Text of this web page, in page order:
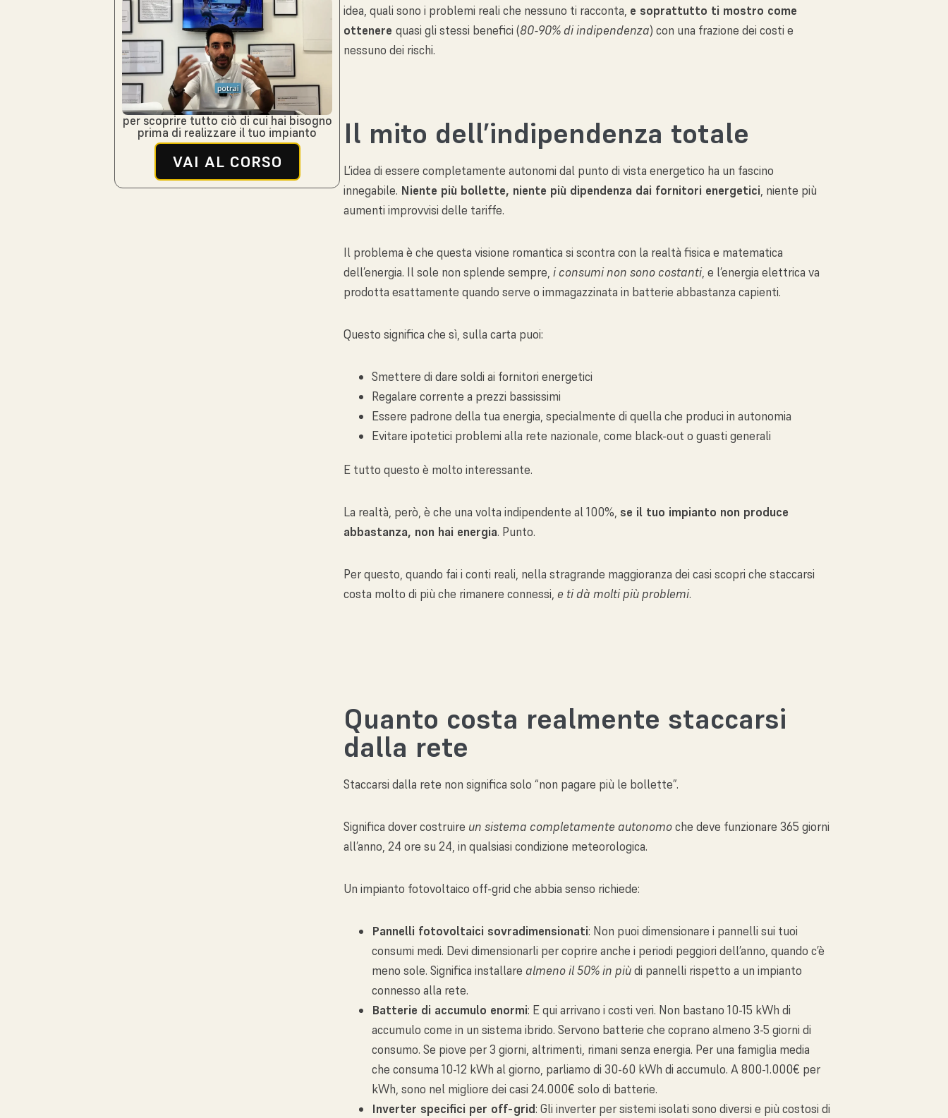
per scoprire tutto ciò di cui hai bisogno
prima di realizzare il tuo impianto
VAI AL CORSO
idea, quali sono i problemi reali che nessuno ti racconta, e soprattutto ti mostro come
ottenere quasi gli stessi benefici (80-90% di indipendenza) con una frazione dei costi e
nessuno dei rischi.
Il mito dell’indipendenza totale
L’idea di essere completamente autonomi dal punto di vista energetico ha un fascino
innegabile. Niente più bollette, niente più dipendenza dai fornitori energetici, niente più
aumenti improvvisi delle tariffe.
Il problema è che questa visione romantica si scontra con la realtà fisica e matematica
dell’energia. Il sole non splende sempre, i consumi non sono costanti, e l’energia elettrica va
prodotta esattamente quando serve o immagazzinata in batterie abbastanza capienti.
Questo significa che sì, sulla carta puoi:
Smettere di dare soldi ai fornitori energetici
Regalare corrente a prezzi bassissimi
Essere padrone della tua energia, specialmente di quella che produci in autonomia
Evitare ipotetici problemi alla rete nazionale, come black-out o guasti generali
E tutto questo è molto interessante.
La realtà, però, è che una volta indipendente al 100%, se il tuo impianto non produce
abbastanza, non hai energia. Punto.
Per questo, quando fai i conti reali, nella stragrande maggioranza dei casi scopri che staccarsi
costa molto di più che rimanere connessi, e ti dà molti più problemi.
Quanto costa realmente staccarsi
dalla rete
Staccarsi dalla rete non significa solo “non pagare più le bollette”.
Significa dover costruire un sistema completamente autonomoche deve funzionare 365 giorni
all’anno, 24 ore su 24, in qualsiasi condizione meteorologica.
Un impianto fotovoltaico off-grid che abbia senso richiede:
Pannelli fotovoltaici sovradimensionati: Non puoi dimensionare i pannelli sui tuoi
consumi medi. Devi dimensionarli per coprire anche i periodi peggiori dell’anno, quando c’è
meno sole. Significa installare almeno il 50% in piùdi pannelli rispetto a un impianto
connesso alla rete.
Batterie di accumulo enormi: E qui arrivano i costi veri. Non bastano 10-15 kWh di
accumulo come in un sistema ibrido. Servono batterie che coprano almeno 3-5 giorni di
consumo. Se piove per 3 giorni, altrimenti, rimani senza energia. Per una famiglia media
che consuma 10-12 kWh al giorno, parliamo di 30-60 kWh di accumulo. A 800-1.000€ per
kWh, sono nel migliore dei casi 24.000€ solo di batterie.
Inverter specifici per off-grid: Gli inverter per sistemi isolati sono diversi e più costosi di